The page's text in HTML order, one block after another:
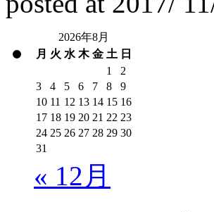
2026年8月
月 火 水 木 金 土 日
1
2
3
4 5 6 7 8
9
10 11 12 13 14 15 16
17 18 19 20 21 22 23
24 25 26 27 28 29 30
31
« 12月